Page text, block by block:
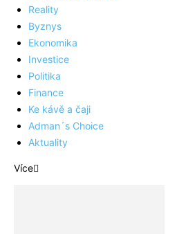
Reality
Byznys
Ekonomika
Investice
Politika
Finance
Ke kávě a čaji
Adman´s Choice
Aktuality
Více